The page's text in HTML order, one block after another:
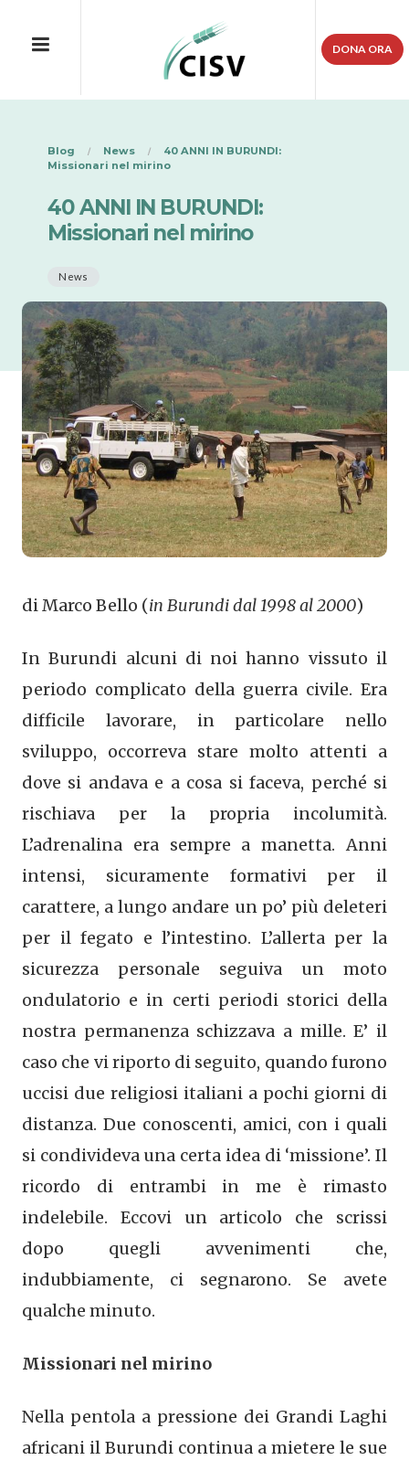
DONA ORA
Blog News
40 ANNI IN BURUNDI:
Missionari nel mirino
40 ANNI IN BURUNDI:
Missionari nel mirino
News
di Marco Bello (in Burundi dal 1998 al 2000)
In Burundi alcuni di noi hanno vissuto il
periodo complicato della guerra civile. Era
difficile lavorare, in particolare nello
sviluppo, occorreva stare molto attenti a
dove si andava e a cosa si faceva, perché si
rischiava per la propria incolumità.
L’adrenalina era sempre a manetta. Anni
intensi, sicuramente formativi per il
carattere, a lungo andare un po’ più deleteri
per il fegato e l’intestino. L’allerta per la
sicurezza personale seguiva un moto
ondulatorio e in certi periodi storici della
nostra permanenza schizzava a mille. E’ il
caso che vi riporto di seguito, quando furono
uccisi due religiosi italiani a pochi giorni di
distanza. Due conoscenti, amici, con i quali
si condivideva una certa idea di ‘missione’. Il
ricordo di entrambi in me è rimasto
indelebile. Eccovi un articolo che scrissi
dopo quegli avvenimenti che,
indubbiamente, ci segnarono. Se avete
qualche minuto.
Missionari nel mirino
Nella pentola a pressione dei Grandi Laghi
africani il Burundi continua a mietere le sue